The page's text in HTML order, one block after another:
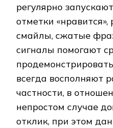
регулярно
отметки
смайлы, сжатые
сигналы помогают
всегда восполняют
частности, в
непростом случае
отклик, при этом